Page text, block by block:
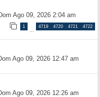
Ago 09, 2026 2:04 am
1
…
4719 4720 4721 4722
Ago 09, 2026 12:47 am
Ago 09, 2026 12:26 am